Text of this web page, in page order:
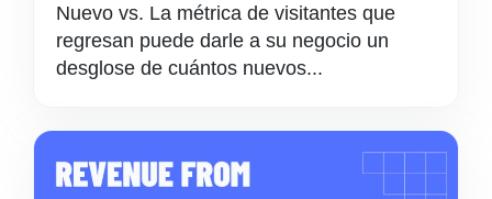
Nuevo vs. La métrica de visitantes que
regresan puede darle a su negocio un
desglose de cuántos nuevos...